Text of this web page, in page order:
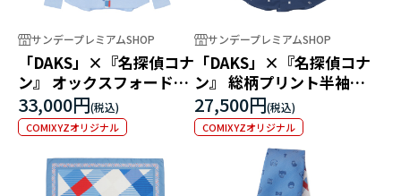
サンデープレミアムSHOP
「DAKS」×『名探偵コナ
ン』 オックスフォード長
袖シャツ
33,000円
COMIXYZオリジナル
サンデープレミアムSHOP
「DAKS」×『名探偵コナ
ン』 総柄プリント半袖シ
ャツ
27,500円
COMIXYZオリジナル